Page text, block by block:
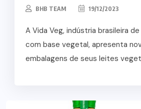
BHB TEAM 19/12/2023
A Vida Veg, indústria brasileira
com base vegetal, apresenta
embalagens de seus leites